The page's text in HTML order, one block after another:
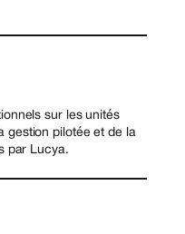
sur les unités
gestion pilotée et de la
par Lucya.